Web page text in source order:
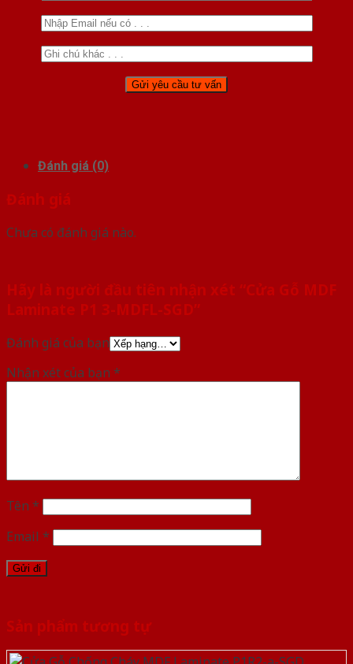
Đánh giá (0)
Đánh giá
Chưa có đánh giá nào.
Hãy là người đầu tiên nhận xét “Cửa Gỗ MDF
Laminate P1 3-MDFL-SGD”
Đánh giá của bạn
Nhận xét của bạn *
Tên *
Email *
Sản phẩm tương tự